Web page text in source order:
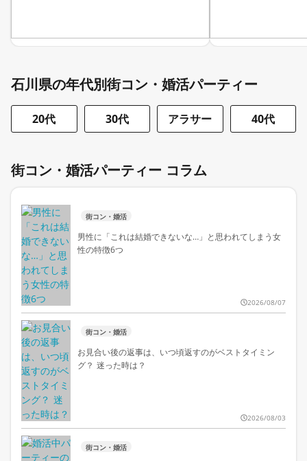
石川県の年代別街コン・婚活パーティー
20代 30代 アラサー 40代
街コン・婚活パーティー コラム
街コン・婚活
男性に「これは結婚できないな…」と思われてしまう女
性の特徴6つ
2026/08/07
街コン・婚活
お見合い後の返事は、いつ頃返すのがベストタイミン
グ？ 迷った時は？
2026/08/03
街コン・婚活